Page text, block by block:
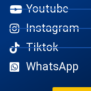
Youtube
Instagram
Tiktok
WhatsApp